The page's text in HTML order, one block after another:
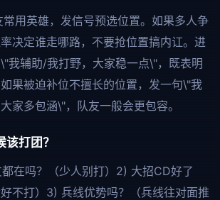
常用英雄，发信号预选位置。如果多人争
决定谁走哪路，不要抢位置搞内讧。进
我辅助/我打野，大家稳一点\"，既表明
果被迫补位不擅长的位置，发一句\"我
家多包涵\"，队友一般会更包容。
打团？
在吗？（少人别打）2) 大招CD好了
不打）3) 兵线优势吗？（兵线往对面推